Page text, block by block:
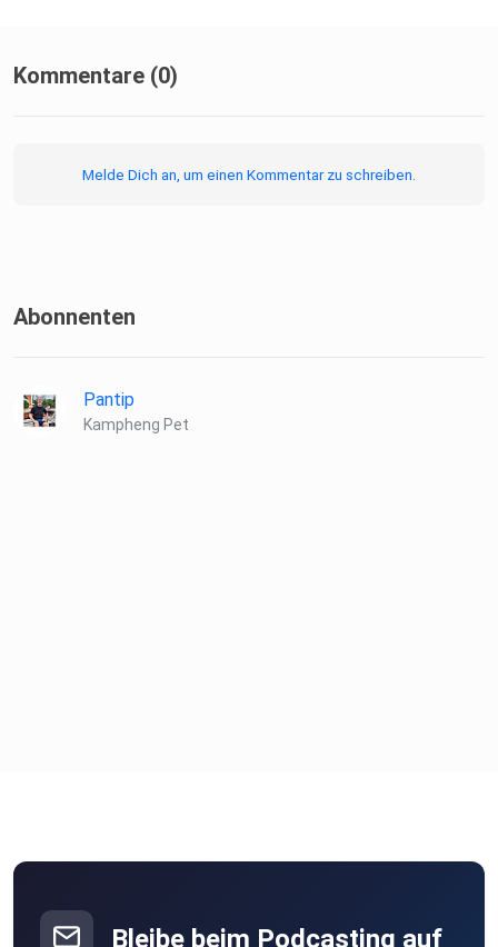
Kommentare (0)
Melde Dich an, um einen Kommentar zu schreiben.
Abonnenten
Pantip
Kampheng Pet
Bleibe beim Podcasting auf